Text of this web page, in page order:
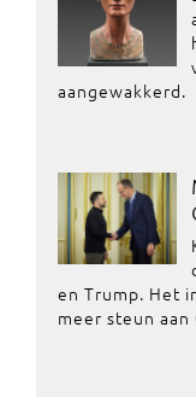
aangewakkerd.
en Trump. Het
meer steun aan